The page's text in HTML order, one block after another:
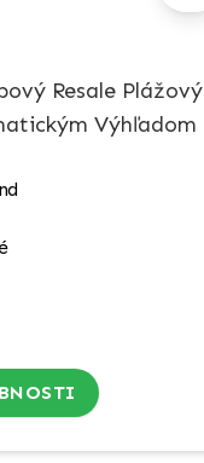
Resale Plážový
Výhľadom